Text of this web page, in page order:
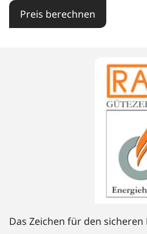
Preis berechnen
Das Zeichen für den